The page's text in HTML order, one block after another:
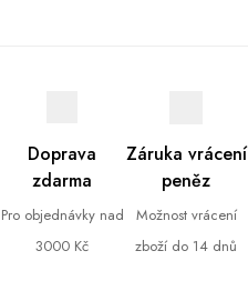
Doprava
zdarma
Pro objednávky nad
3000 Kč
Záruka vrácení
peněz
Možnost vrácení
zboží do 14 dnů